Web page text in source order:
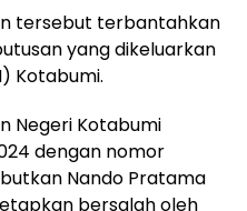
tersebut terbantahkan
yang dikeluarkan
Kotabumi.
Negeri Kotabumi
dengan nomor
Nando Pratama
bersalah oleh